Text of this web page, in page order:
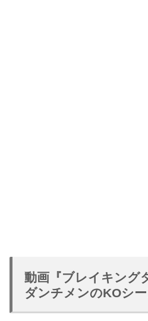
動画『ブレイキング
ダンチメンのKOシー